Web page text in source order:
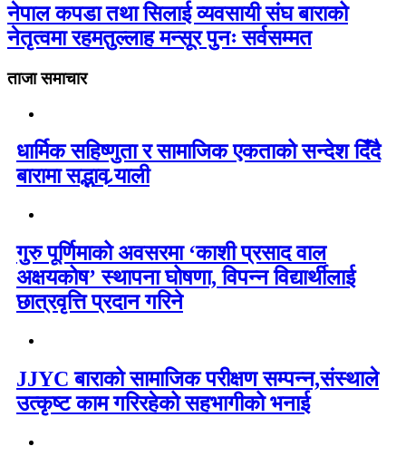
नेपाल कपडा तथा सिलाई व्यवसायी संघ बाराको
नेतृत्वमा रहमतुल्लाह मन्सूर पुनः सर्वसम्मत
ताजा समाचार
धार्मिक सहिष्णुता र सामाजिक एकताको सन्देश दिँदै
बारामा सद्भाव र्‍याली
गुरु पूर्णिमाको अवसरमा ‘काशी प्रसाद वाल
अक्षयकोष’ स्थापना घोषणा, विपन्न विद्यार्थीलाई
छात्रवृत्ति प्रदान गरिने
JJYC बाराको सामाजिक परीक्षण सम्पन्न,संस्थाले
उत्कृष्ट काम गरिरहेको सहभागीको भनाई